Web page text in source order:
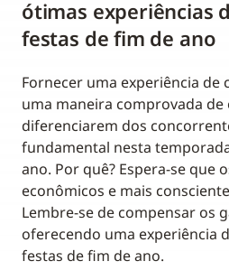
ótimas experiências
festas de fim de ano
Fornecer uma experiência de
uma maneira comprovada de
diferenciarem dos
fundamental nesta
ano. Por quê? Espera-se que
econômicos e mais
Lembre-se de compensar os
oferecendo uma experiência
festas de fim de ano.